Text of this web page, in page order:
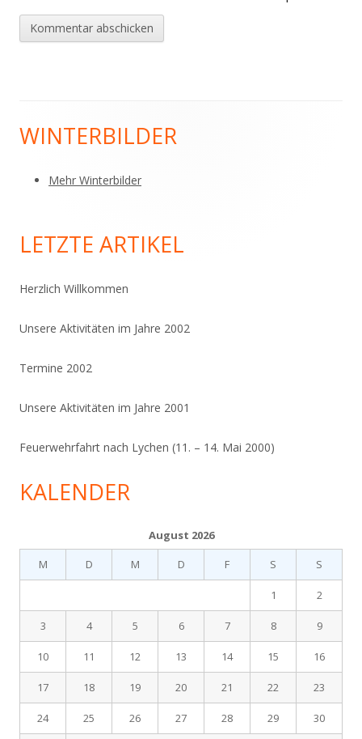
Haupt-
Seitenleiste
WINTERBILDER
Mehr Winterbilder
LETZTE ARTIKEL
Herzlich Willkommen
Unsere Aktivitäten im Jahre 2002
Termine 2002
Unsere Aktivitäten im Jahre 2001
Feuerwehrfahrt nach Lychen (11. – 14. Mai 2000)
KALENDER
August 2026
M
D M D F S S
1 2
3 4 5 6 7 8 9
10 11 12 13 14 15 16
17 18 19 20 21 22 23
24 25 26 27 28 29 30